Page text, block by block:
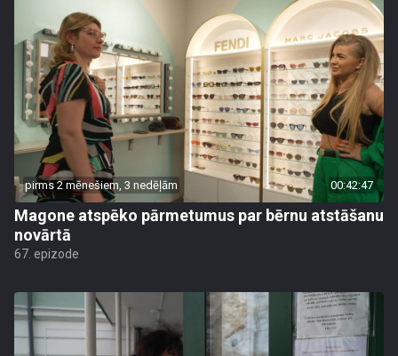
pirms 2 mēnešiem, 3 nedēļām 00:42:47
Magone atspēko pārmetumus par bērnu atstāšanu
novārtā
67. epizode